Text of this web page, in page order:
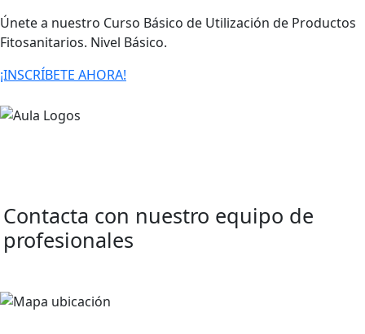
Únete a nuestro Curso Básico de Utilización de Productos
Fitosanitarios. Nivel Básico.
¡INSCRÍBETE AHORA!
Contacta con nuestro equipo de
profesionales